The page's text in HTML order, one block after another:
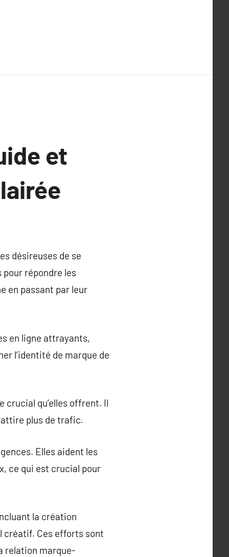
et
désireuses de se
répondre les
en passant par leur
en ligne attrayants,
l’identité de marque de
crucial qu’elles offrent. Il
attire plus de trafic.
Elles aident les
ce qui est crucial pour
la création
créatif. Ces efforts sont
relation marque-